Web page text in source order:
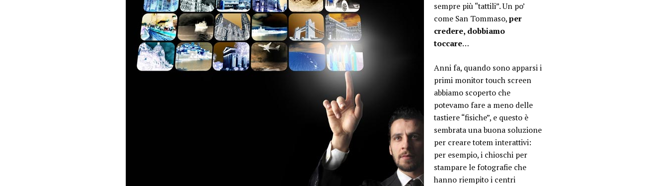
sempre più “tattili”. Un po’
come San Tommaso,per
credere, dobbiamo
toccare…
Anni fa, quando sono apparsi i
primi monitor touch screen
abbiamo scoperto che
potevamo fare a meno delle
tastiere “fisiche”, e questo è
sembrata una buona soluzione
per creare totem interattivi:
per esempio, i chioschi per
stampare le fotografie che
hanno riempito i centri